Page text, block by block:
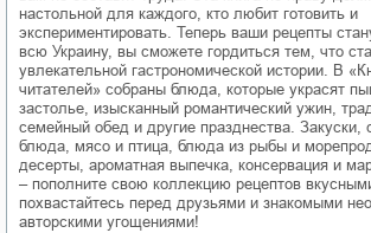
настольной для каждого, кто любит готовить и
экспериментировать. Теперь ваши рецепты
всю Украину, вы сможете гордиться тем, что
увлекательной гастрономической истории. В
читателей» собраны блюда, которые украсят
застолье, изысканный романтический ужин,
семейный обед и другие празднества. Закуски,
блюда, мясо и птица, блюда из рыбы и
десерты, ароматная выпечка, консервация и
– пополните свою коллекцию рецептов
похвастайтесь перед друзьями и знакомыми
авторскими угощениями!